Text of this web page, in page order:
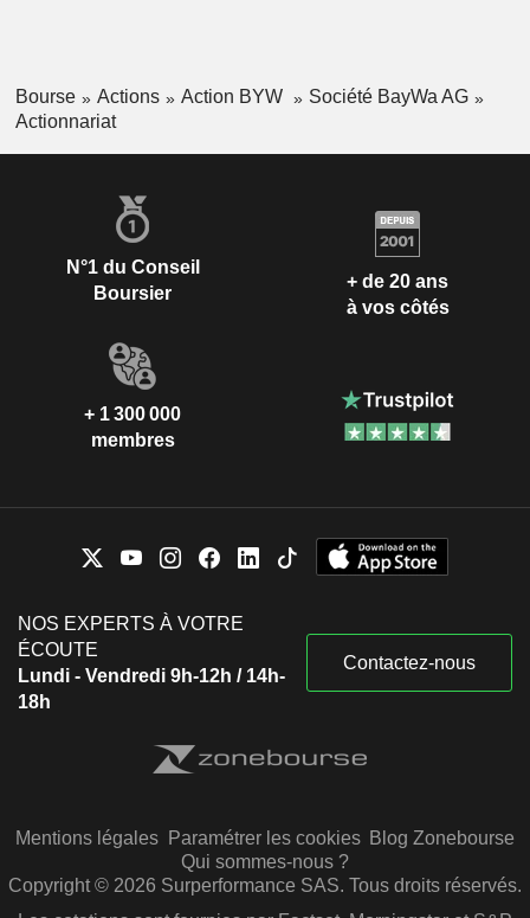
Bourse Actions Action BYW
Société BayWa AG
Actionnariat
N°1 du Conseil
Boursier
+ de 20 ans
à vos côtés
+ 1 300 000
membres
NOS EXPERTS À VOTRE
ÉCOUTE
Lundi - Vendredi 9h-12h / 14h-
18h
Contactez-nous
Mentions légales Paramétrer les cookies Blog Zonebourse
Qui sommes-nous ?
Copyright © 2026 Surperformance SAS. Tous droits réservés.